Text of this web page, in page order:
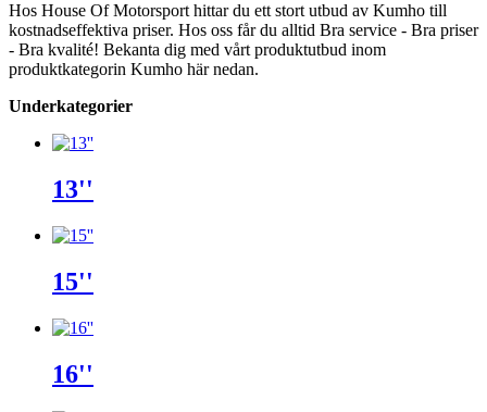
Hos House Of Motorsport hittar du ett stort utbud av Kumho till
kostnadseffektiva priser. Hos oss får du alltid Bra service - Bra priser
- Bra kvalité! Bekanta dig med vårt produktutbud inom
produktkategorin Kumho här nedan.
Underkategorier
13''
15''
16''